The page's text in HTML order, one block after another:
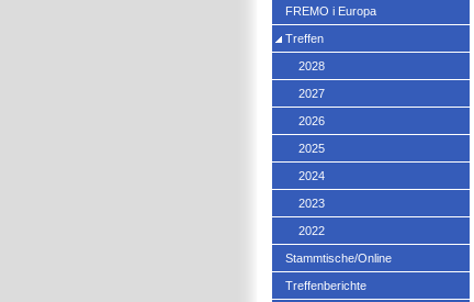
FREMO i Europa
Treffen
2028
2027
2026
2025
2024
2023
2022
Stammtische/Online
Treffenberichte